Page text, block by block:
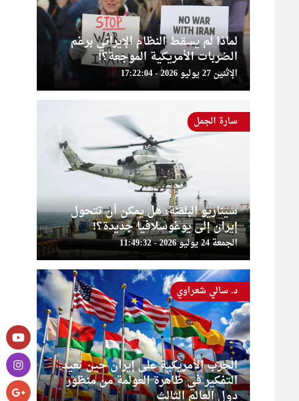
لماذا لم يسقط النظام الإيراني برغم
الضربات الأمريكية الموجعة؟!
الإثنين 27 يوليو 2026 - 17:22:04
سيناريو البلقنة: هل يمكن أن تتحول
إيران إلى يوغوسلافيا جديدة؟!
الجمعة 24 يوليو 2026 - 11:49:32
سارة الجمل
الحرب الأمريكية على إيران حين تعيد
التفكير في ظاهرة العولمة من منظور
دول العالم الثالث
د. سالي شعراوي